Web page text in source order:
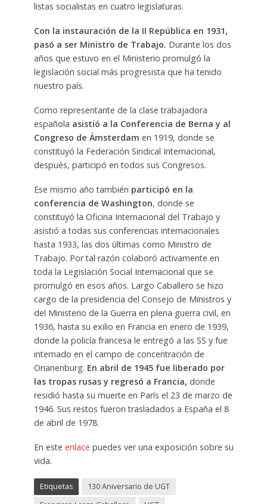
listas socialistas en cuatro legislaturas.
Con la instauración de la II República en 1931,
pasó a ser Ministro de Trabajo. Durante los dos
años que estuvo en el Ministerio promulgó la
legislación social más progresista que ha tenido
nuestro país.
Como representante de la clase trabajadora
española asistió a la Conferencia de Berna y al
Congreso de Ámsterdam en 1919, donde se
constituyó la Federación Sindical Internacional,
después, participó en todos sus Congresos.
Ese mismo año también participó en la
conferencia de Washington, donde se
constituyó la Oficina Internacional del Trabajo y
asistió a todas sus conferencias internacionales
hasta 1933, las dos últimas como Ministro de
Trabajo. Por tal razón colaboró activamente en
toda la Legislación Social Internacional que se
promulgó en esos años. Largo Caballero se hizo
cargo de la presidencia del Consejo de Ministros y
del Ministerio de la Guerra en plena guerra civil, en
1936, hasta su exilio en Francia en enero de 1939,
donde la policía francesa le entregó a las SS y fue
internado en el campo de concentración de
Orianenburg. En abril de 1945 fue liberado por
las tropas rusas y regresó a Francia, donde
residió hasta su muerte en París el 23 de marzo de
1946. Sus restos fueron trasladados a España el 8
de abril de 1978.
En este enlace puedes ver una exposición sobre su
vida.
Etiquetas
130 Aniversario de UGT